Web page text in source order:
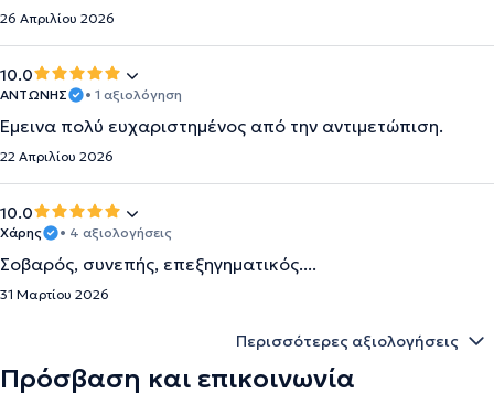
26 Απριλίου 2026
10.0
ΑΝΤΩΝΗΣ • 1 αξιολόγηση
Έμεινα πολύ ευχαριστημένος από την αντιμετώπιση.
22 Απριλίου 2026
10.0
Χάρης • 4 αξιολογήσεις
Σοβαρός, συνεπής, επεξηγηματικός....
31 Μαρτίου 2026
Περισσότερες αξιολογήσεις
Πρόσβαση και επικοινωνία